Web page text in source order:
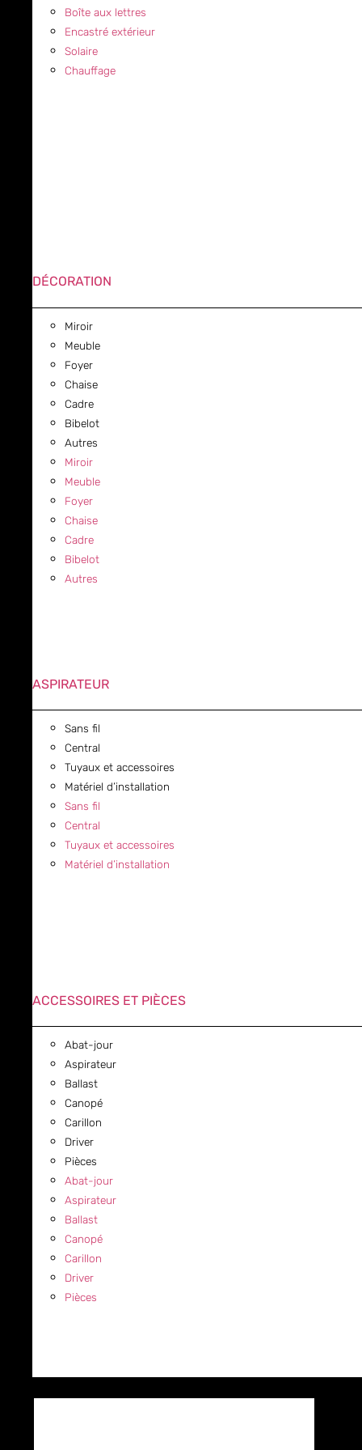
Boîte aux lettres
Encastré extérieur
Solaire
Chauffage
DÉCORATION
Miroir
Meuble
Foyer
Chaise
Cadre
Bibelot
Autres
Miroir
Meuble
Foyer
Chaise
Cadre
Bibelot
Autres
ASPIRATEUR
Sans fil
Central
Tuyaux et accessoires
Matériel d’installation
Sans fil
Central
Tuyaux et accessoires
Matériel d’installation
ACCESSOIRES ET PIÈCES
Abat-jour
Aspirateur
Ballast
Canopé
Carillon
Driver
Pièces
Abat-jour
Aspirateur
Ballast
Canopé
Carillon
Driver
Pièces